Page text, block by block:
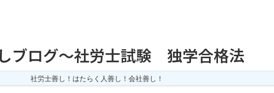
ブログ〜社労士試験 独学合格法
社労士善し！はたらく人善し！会社善し！